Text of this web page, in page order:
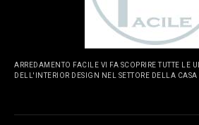
ARREDAMENTO FACILE VI FA SCOPRIRE TUTTE LE
DELL'INTERIOR DESIGN NEL SETTORE DELLA CASA